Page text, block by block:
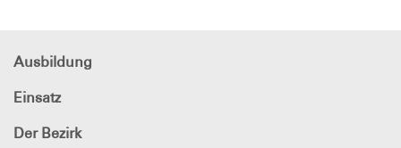
Ausbildung
Einsatz
Der Bezirk